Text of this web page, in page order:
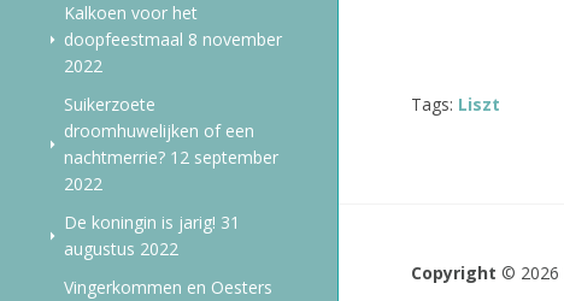
Kalkoen voor het
doopfeestmaal 8 november
2022
Suikerzoete
droomhuwelijken of een
nachtmerrie? 12 september
2022
De koningin is jarig! 31
augustus 2022
Vingerkommen en Oesters
Tags: Liszt
Copyright © 2026